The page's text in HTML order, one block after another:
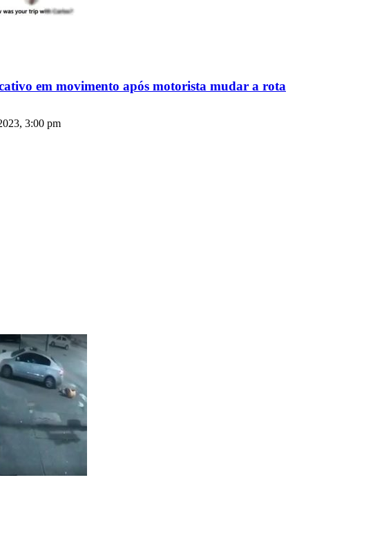
em movimento após motorista mudar a rota
3:00 pm